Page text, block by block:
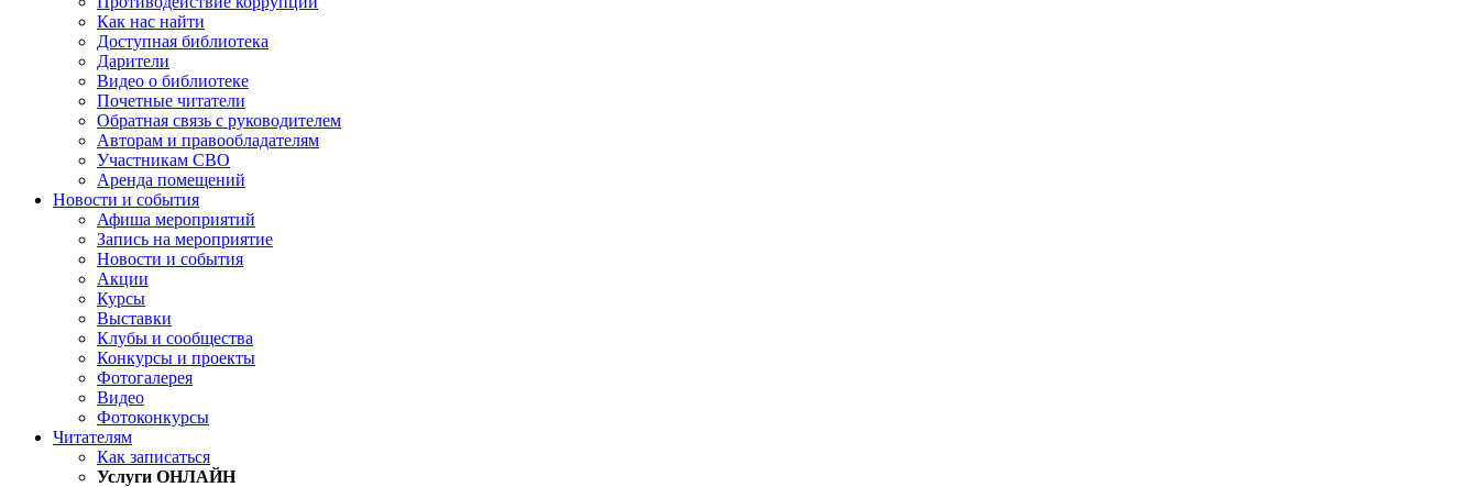
Как нас найти
Доступная библиотека
Дарители
Видео о библиотеке
Почетные читатели
Обратная связь с руководителем
Авторам и правообладателям
Участникам СВО
Аренда помещений
Новости и события
Афиша мероприятий
Запись на мероприятие
Новости и события
Акции
Курсы
Выставки
Клубы и сообщества
Конкурсы и проекты
Фотогалерея
Видео
Фотоконкурсы
Читателям
Как записаться
Услуги ОНЛАЙН